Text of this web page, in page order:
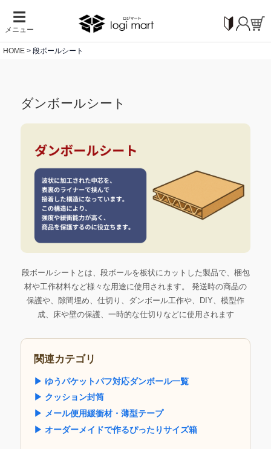
☰
メニュー
HOME 段ボールシート
ダンボールシート
段ボールシートとは、段ボールを板状にカットした製品で、梱包
材や工作材料など様々な用途に使用されます。 発送時の商品の
保護や、隙間埋め、仕切り、ダンボール工作や、DIY、模型作
成、床や壁の保護、一時的な仕切りなどに使用されます
関連カテゴリ
▶ ゆうパケットパフ対応ダンボール一覧
▶ クッション封筒
▶ メール便用緩衝材・薄型テープ
▶ オーダーメイドで作るぴったりサイズ箱